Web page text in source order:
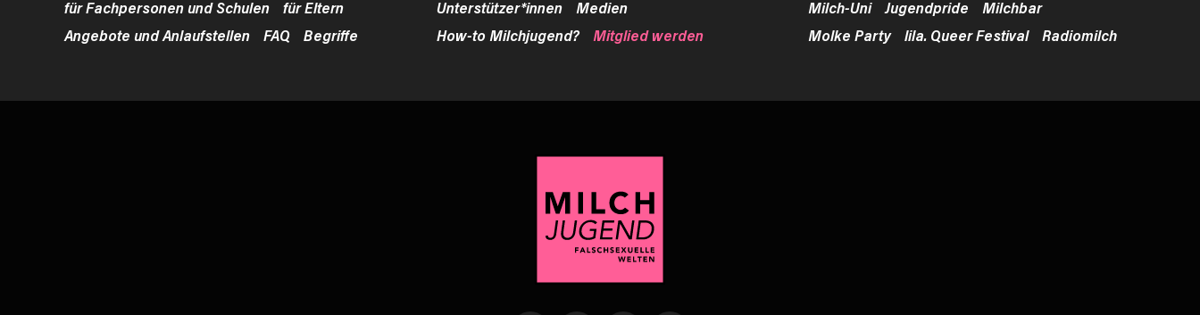
für Fachpersonen und Schulen
für Eltern
Angebote und Anlaufstellen
FAQ Begriffe
Unterstützer*innen
Medien
How-to Milchjugend?
Mitglied werden
Milch-Uni
Jugendpride
Milchbar
Molke Party
lila. Queer Festival Radiomilch